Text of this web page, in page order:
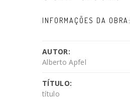
INFORMAÇÕES DA OBRA:
AUTOR:
Alberto Apfel
TÍTULO:
título